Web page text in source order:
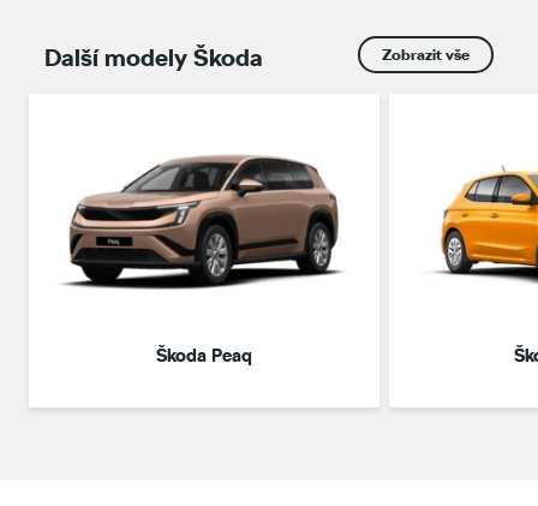
Další modely Škoda Zobrazit vše
Škoda Peaq